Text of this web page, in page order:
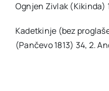
Ognjen Zivlak (Kikinda)
Kadetkinje (bez
(Pančevo 1813) 34, 2.